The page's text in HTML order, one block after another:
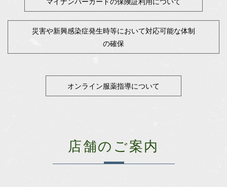
災害や新興感染症発生時等において対応可能な体制
の確保
オンライン服薬指導について
店舗のご案内